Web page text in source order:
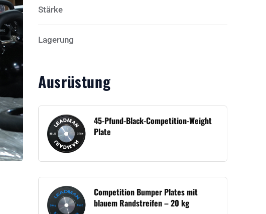
Stärke
Lagerung
Ausrüstung
45-Pfund-Black-Competition-Weight
Plate
Competition Bumper Plates mit
blauem Randstreifen – 20 kg